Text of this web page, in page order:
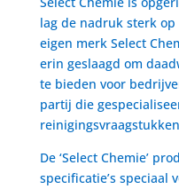
lag de nadruk sterk
eigen merk Select
erin geslaagd om
te bieden voor
partij die
De ‘Select Chemie’
specificatie’s speciaal